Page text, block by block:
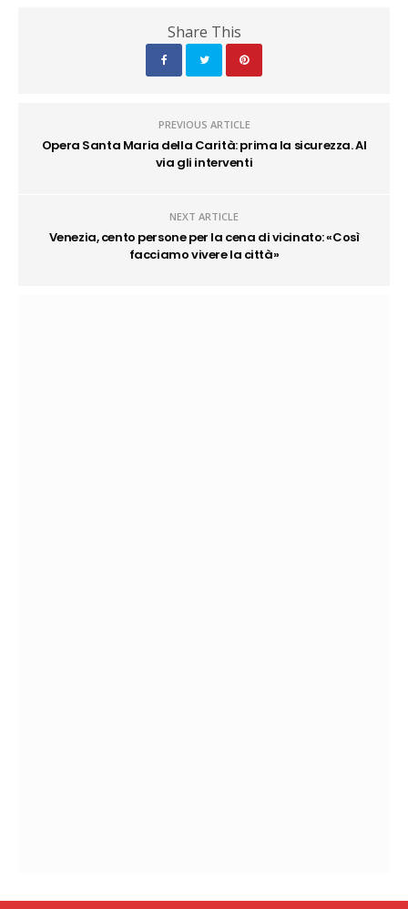
Share This
PREVIOUS ARTICLE
Opera Santa Maria della Carità: prima la sicurezza. Al
via gli interventi
NEXT ARTICLE
Venezia, cento persone per la cena di vicinato: «Così
facciamo vivere la città»